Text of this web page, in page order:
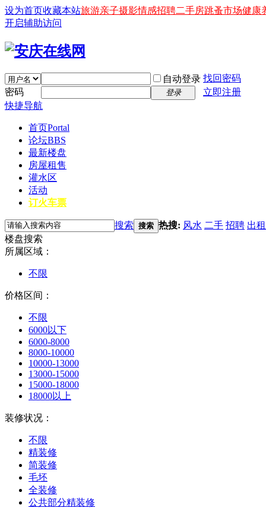
设为首页收藏本站旅游亲子摄影情感招聘二手房跳蚤市场健康
开启辅助访问
自动登录 找回密码
密码
登录
立即注册
快捷导航
首页Portal
论坛BBS
最新楼盘
房屋租售
灌水区
活动
订火车票
搜索 搜索 热搜: 风水 二手 招聘 出租
楼盘搜索
所属区域：
不限
价格区间：
不限
6000以下
6000-8000
8000-10000
10000-13000
13000-15000
15000-18000
18000以上
装修状况：
不限
精装修
简装修
毛坯
全装修
公共部分精装修